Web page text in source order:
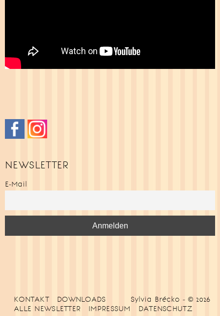
NEWSLETTER
E-Mail
Sylvia Brécko - © 2026
KONTAKT
DOWNLOADS
ALLE NEWSLETTER
IMPRESSUM DATENSCHUTZ